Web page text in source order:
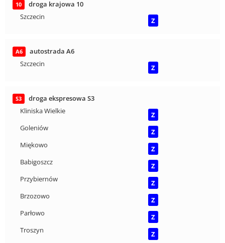
10
droga krajowa 10
Szczecin
Z
A6
autostrada A6
Szczecin
Z
S3
droga ekspresowa S3
Kliniska Wielkie
Z
Goleniów
Z
Miękowo
Z
Babigoszcz
Z
Przybiernów
Z
Brzozowo
Z
Parłowo
Z
Troszyn
Z